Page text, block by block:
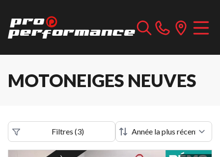
MOTONEIGES NEUVES
Filtres (3)